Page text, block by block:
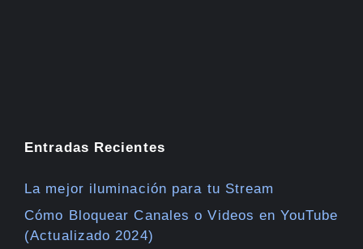
Entradas Recientes
La mejor iluminación para tu Stream
Cómo Bloquear Canales o Videos en YouTube
(Actualizado 2024)